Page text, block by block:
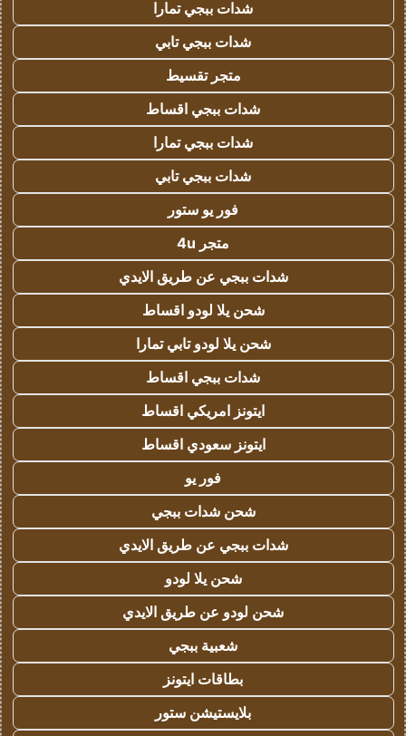
شدات ببجي تمارا
شدات ببجي تابي
متجر تقسيط
شدات ببجي اقساط
شدات ببجي تمارا
شدات ببجي تابي
فور يو ستور
متجر 4u
شدات ببجي عن طريق الايدي
شحن يلا لودو اقساط
شحن يلا لودو تابي تمارا
شدات ببجي اقساط
ايتونز امريكي اقساط
ايتونز سعودي اقساط
فور يو
شحن شدات ببجي
شدات ببجي عن طريق الايدي
شحن يلا لودو
شحن لودو عن طريق الايدي
شعبية ببجي
بطاقات ايتونز
بلايستيشن ستور